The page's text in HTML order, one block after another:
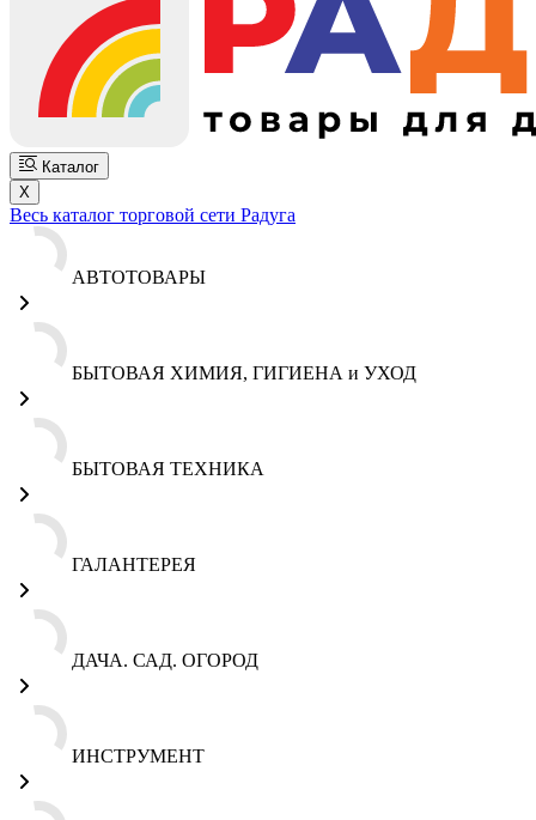
Каталог
X
Весь каталог торговой сети Радуга
АВТОТОВАРЫ
БЫТОВАЯ ХИМИЯ, ГИГИЕНА и УХОД
БЫТОВАЯ ТЕХНИКА
ГАЛАНТЕРЕЯ
ДАЧА. САД. ОГОРОД
ИНСТРУМЕНТ